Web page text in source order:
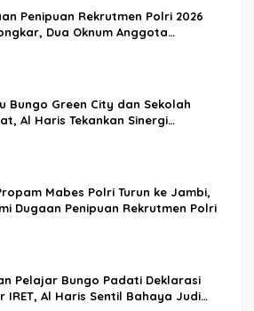
Penipuan Rekrutmen Polri 2026
Dua Oknum Anggota
Bungo Green City dan Sekolah
Al Haris Tekankan Sinergi
Mabes Polri Turun ke Jambi,
Dugaan Penipuan Rekrutmen Polri
Pelajar Bungo Padati Deklarasi
IRET, Al Haris Sentil Bahaya Judi